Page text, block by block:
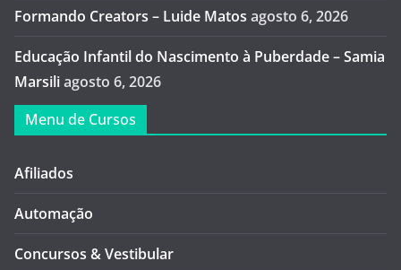
Formando Creators – Luide Matos agosto 6, 2026
Educação Infantil do Nascimento à Puberdade – Samia
Marsiliagosto 6, 2026
Menu de Cursos
Afiliados
Automação
Concursos & Vestibular